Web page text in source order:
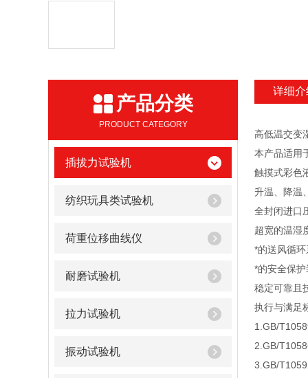
产品分类
PRODUCT CATEGORY
插拔力试验机
纺织玩具类试验机
荷重位移曲线仪
耐磨试验机
拉力试验机
振动试验机
详细介
高低温交变
本产品适用
触摸式彩色
升温、降温
全封闭进口
超宽的温湿
*的送风循
*的安全保
稳定可靠且
执行与满足
1.GB/
2.GB/
3.GB/